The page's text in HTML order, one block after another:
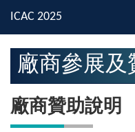
廠商參展及
廠商贊助說明